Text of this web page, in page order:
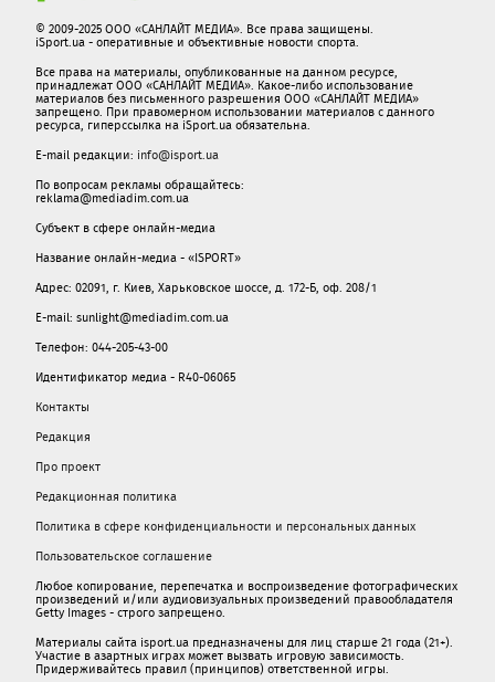
© 2009-2025 ООО «САНЛАЙТ МЕДИА». Все права защищены.
iSport.ua - оперативные и объективные новости спорта.
Все права на материалы, опубликованные на данном ресурсе,
принадлежат ООО «САНЛАЙТ МЕДИА». Какое-либо использование
материалов без письменного разрешения ООО «САНЛАЙТ МЕДИА»
запрещено. При правомерном использовании материалов с данного
ресурса, гиперссылка на iSport.ua обязательна.
E-mail редакции: info@isport.ua
По вопросам рекламы обращайтесь:
reklama@mediadim.com.ua
Субъект в сфере онлайн-медиа
Название онлайн-медиа - «ISPORT»
Адрес: 02091, г. Киев, Харьковское шоссе, д. 172-Б, оф. 208/1
E-mail: sunlight@mediadim.com.ua
Телефон: 044-205-43-00
Идентификатор медиа - R40-06065
Контакты
Редакция
Про проект
Редакционная политика
Политика в сфере конфиденциальности и персональных данных
Пользовательское соглашение
Любое копирование, перепечатка и воспроизведение фотографических
произведений и/или аудиовизуальных произведений правообладателя
Getty Images - строго запрещено.
Материалы сайта isport.ua предназначены для лиц старше 21 года (21+).
Участие в азартных играх может вызвать игровую зависимость.
Придерживайтесь правил (принципов) ответственной игры.